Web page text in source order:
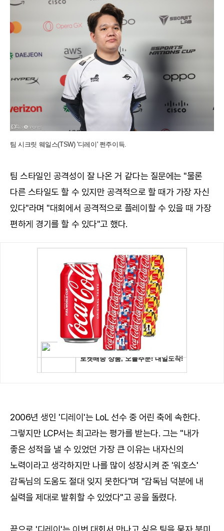
팀 시크릿 웨일스(TSW) '디레이' 쩐주이득.
팀 스타일인 공격성이 잘 나온 거 같다는 질문에는 "물론
다른 스타일도 할 수 있지만 공격적으로 할 때가 가장 자신
있다"라며 "대회에서 공격적으로 플레이할 수 있을 때 가장
편하게 경기를 할 수 있다"고 했다.
2006년 생인 '디레이'는 LoL 선수 중 어린 축에 속한다.
그렇지만 LCP서는 최고라는 평가를 받는다. 그는 "내가
좋은 성적을 낼 수 있었던 가장 큰 이유는 내자신의
노력이라고 생각하지만 나를 많이 성장시켜 준 '워호스'
감독님의 도움도 절대 잊지 못한다"며 "감독님 덕분에 내
실력을 제대로 발휘할 수 있었다"고 공을 돌렸다.